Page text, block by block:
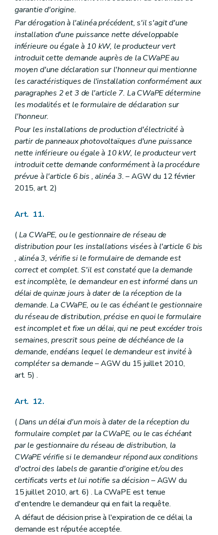
garantie d'origine.
Par dérogation à l'alinéa précédent, s'il s'agit d'une
installation d'une puissance nette développable
inférieure ou égale à 10 kW, le producteur vert
introduit cette demande auprès de la CWaPE au
moyen d'une déclaration sur l'honneur qui mentionne
les caractéristiques de l'installation conformément aux
paragraphes 2 et 3 de l'article 7. La CWaPE détermine
les modalités et le formulaire de déclaration sur
l'honneur.
Pour les installations de production d'électricité à
partir de panneaux photovoltaïques d'une puissance
nette inférieure ou égale à 10 kW, le producteur vert
introduit cette demande conformément à la procédure
prévue à l'article 6bis , alinéa 3.– AGW du 12 février
2015, art. 2)
Art. 11.
(La CWaPE, ou le gestionnaire de réseau de
distribution pour les installations visées à l'article 6bis
, alinéa 3, vérifie si le formulaire de demande est
correct et complet. S'il est constaté que la demande
est incomplète, le demandeur en est informé dans un
délai de quinze jours à dater de la réception de la
demande. La CWaPE, ou le cas échéant le gestionnaire
du réseau de distribution, précise en quoi le formulaire
est incomplet et fixe un délai, qui ne peut excéder trois
semaines, prescrit sous peine de déchéance de la
demande, endéans lequel le demandeur est invité à
compléter sa demande– AGW du 15 juillet 2010,
art. 5) .
Art. 12.
(Dans un délai d'un mois à dater de la réception du
formulaire complet par la CWaPE, ou le cas échéant
par le gestionnaire du réseau de distribution, la
CWaPE vérifie si le demandeur répond aux conditions
d'octroi des labels de garantie d'origine et/ou des
certificats verts et lui notifie sa décision – AGW du
15 juillet 2010, art. 6) . La CWaPE est tenue
d'entendre le demandeur qui en fait la requête.
A défaut de décision prise à l'expiration de ce délai, la
demande est réputée acceptée.